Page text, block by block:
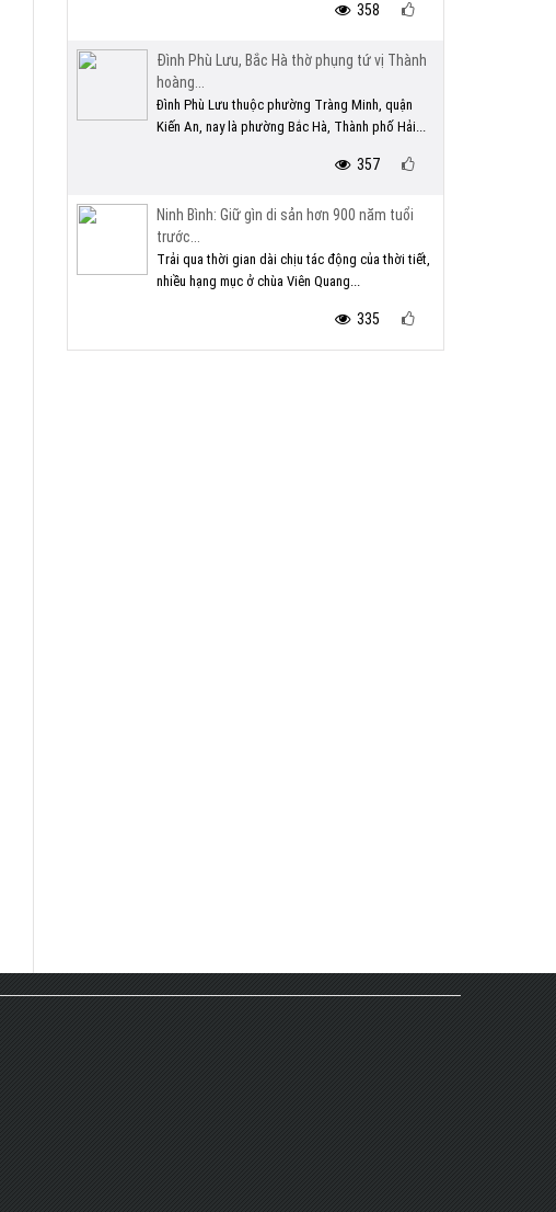
358
Đình Phù Lưu, Bắc Hà thờ phụng tứ vị Thành
hoàng...
Đình Phù Lưu thuộc phường Tràng Minh, quận
Kiến An, nay là phường Bắc Hà, Thành phố Hải...
357
Ninh Bình: Giữ gìn di sản hơn 900 năm tuổi
trước...
Trải qua thời gian dài chịu tác động của thời tiết,
nhiều hạng mục ở chùa Viên Quang...
335